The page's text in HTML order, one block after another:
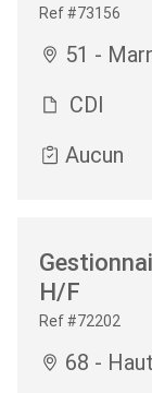
Ref #73156
51 -
CDI
Aucun
H/F
Ref #72202
68 -